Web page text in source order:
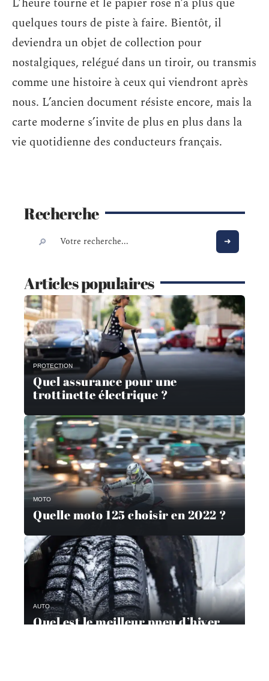
quelques tours de piste à faire. Bientôt, il
deviendra un objet de collection pour
nostalgiques, relégué dans un tiroir, ou transmis
comme une histoire à ceux qui viendront après
nous. L’ancien document résiste encore, mais la
carte moderne s’invite de plus en plus dans la
vie quotidienne des conducteurs français.
Recherche
Articles populaires
PROTECTION
Quel assurance pour une
trottinette électrique ?
MOTO
Quelle moto 125 choisir en 2022 ?
AUTO
Quel est le meilleur pneu d’hiver